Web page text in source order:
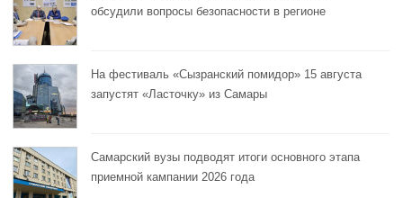
обсудили вопросы безопасности в регионе
На фестиваль «Сызранский помидор» 15 августа
запустят «Ласточку» из Самары
Самарский вузы подводят итоги основного этапа
приемной кампании 2026 года